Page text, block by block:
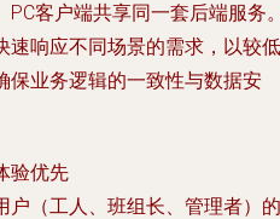
客户端共享同一套后端服务
速响应不同场景的需求，以较低
保业务逻辑的一致性与数据安
验优先
户（工人、班组长、管理者）的